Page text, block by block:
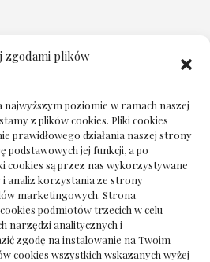
zgodami plików
najwyższym poziomie w ramach naszej
z plików cookies. Pliki cookies
prawidłowego działania naszej strony
jej funkcji, a po
cookies są przez nas wykorzystywane
analiz korzystania ze strony
marketingowych. Strona
podmiotów trzecich w celu
narzędzi analitycznych i
zgodę na instalowanie na Twoim
cookies wszystkich wskazanych wyżej
do odbioru przy zmianie biura
do salonu: jak wybrać bez